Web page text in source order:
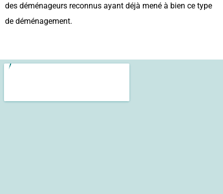
des déménageurs reconnus ayant déjà mené à bien ce type
de déménagement.